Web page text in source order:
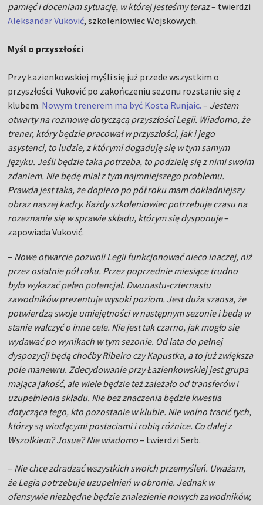
pamięć i doceniam sytuację, w której jesteśmy teraz– twierdzi
Aleksandar Vuković, szkoleniowiec Wojskowych.
Myśl o przyszłości
Przy Łazienkowskiej myśli się już przede wszystkim o
przyszłości. Vuković po zakończeniu sezonu rozstanie się z
klubem. Nowym trenerem ma być Kosta Runjaic. – Jestem
otwarty na rozmowę dotyczącą przyszłości Legii. Wiadomo, że
trener, który będzie pracował w przyszłości, jak i jego
asystenci, to ludzie, z którymi dogaduję się w tym samym
języku. Jeśli będzie taka potrzeba, to podzielę się z nimi swoim
zdaniem. Nie będę miał z tym najmniejszego problemu.
Prawda jest taka, że dopiero po pół roku mam dokładniejszy
obraz naszej kadry. Każdy szkoleniowiec potrzebuje czasu na
rozeznanie się w sprawie składu, którym się dysponuje–
zapowiada Vuković.
– Nowe otwarcie pozwoli Legii funkcjonować nieco inaczej, niż
przez ostatnie pół roku. Przez poprzednie miesiące trudno
było wykazać pełen potencjał. Dwunastu-czternastu
zawodników prezentuje wysoki poziom. Jest duża szansa, że
potwierdzą swoje umiejętności w następnym sezonie i będą w
stanie walczyć o inne cele. Nie jest tak czarno, jak mogło się
wydawać po wynikach w tym sezonie. Od lata do pełnej
dyspozycji będą choćby Ribeiro czy Kapustka, a to już zwiększa
pole manewru. Zdecydowanie przy Łazienkowskiej jest grupa
mająca jakość, ale wiele będzie też zależało od transferów i
uzupełnienia składu. Nie bez znaczenia będzie kwestia
dotycząca tego, kto pozostanie w klubie. Nie wolno tracić tych,
którzy są wiodącymi postaciami i robią różnice. Co dalej z
Wszołkiem? Josue? Nie wiadomo– twierdzi Serb.
– Nie chcę zdradzać wszystkich swoich przemyśleń. Uważam,
że Legia potrzebuje uzupełnień w obronie. Jednak w
ofensywie niezbędne będzie znalezienie nowych zawodników,